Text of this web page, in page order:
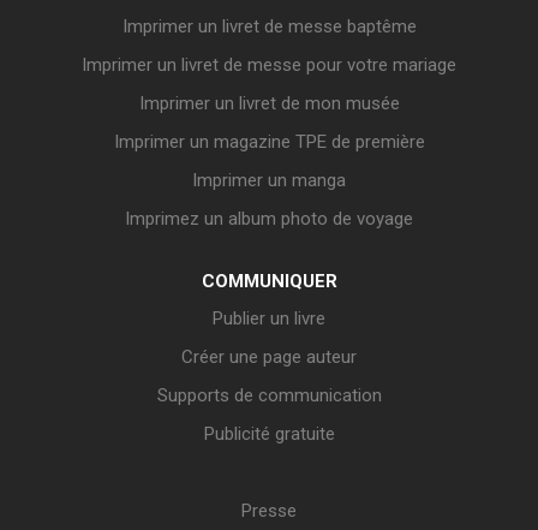
Imprimer un livret de messe baptême
Imprimer un livret de messe pour votre mariage
Imprimer un livret de mon musée
Imprimer un magazine TPE de première
Imprimer un manga
Imprimez un album photo de voyage
COMMUNIQUER
Publier un livre
Créer une page auteur
Supports de communication
Publicité gratuite
Presse